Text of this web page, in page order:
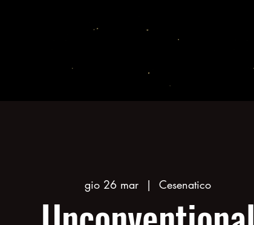
gio 26 mar
  |
Cesenatico